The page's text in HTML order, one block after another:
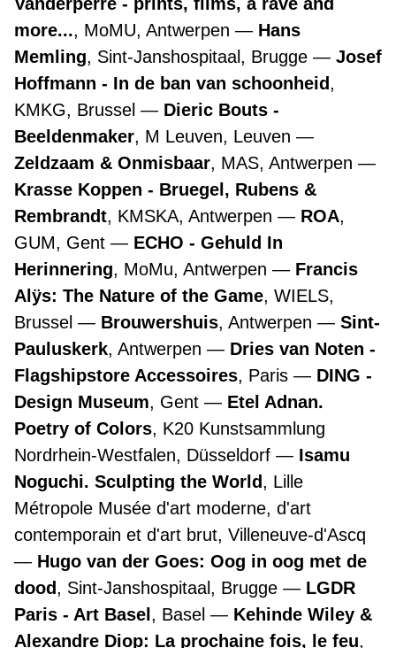
more..., MoMU, Antwerpen
Hans
Memling, Sint-Janshospitaal, Brugge
Josef
Hoffmann - In de ban van schoonheid,
KMKG, Brussel
Dieric Bouts -
Beeldenmaker, M Leuven, Leuven
Zeldzaam & Onmisbaar, MAS, Antwerpen
Krasse Koppen - Bruegel, Rubens &
Rembrandt, KMSKA, Antwerpen ROA,
GUM, Gent
ECHO - Gehuld In
Herinnering, MoMu, Antwerpen
Francis
Alÿs: The Nature of the Game, WIELS,
Brussel
Brouwershuis, Antwerpen
Sint-
Pauluskerk, Antwerpen
Dries van Noten -
Flagshipstore Accessoires, Paris
DING -
Design Museum, Gent
Etel Adnan.
Poetry of Colors, K20 Kunstsammlung
Nordrhein-Westfalen, Düsseldorf
Isamu
Noguchi. Sculpting the World, Lille
Métropole Musée d'art moderne, d'art
contemporain et d'art brut, Villeneuve-d'Ascq
Hugo van der Goes: Oog in oog met de
dood, Sint-Janshospitaal, Brugge
LGDR
Paris - Art Basel , Basel
Kehinde Wiley &
Alexandre Diop: La prochaine fois, le feu,